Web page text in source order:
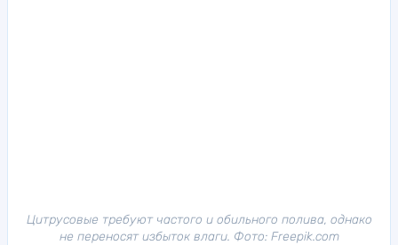
Цитрусовые требуют частого и обильного полива, однако
не переносят избыток влаги. Фото: Freepik.com